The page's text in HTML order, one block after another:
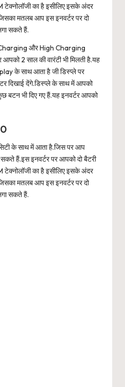
टेक्नोलॉजी का है इसीलिए इसके अंदर
मतलब आप इस इनवर्टर पर दो
सकते हैं.
और High Charging
2 साल की वारंटी भी मिलती है.यह
के साथ आता है जी डिस्प्ले पर
दिखाई देंगे.डिस्प्ले के साथ में आपको
बटन भी दिए गए हैं.यह इनवर्टर आपको
के साथ में आता है.जिस पर आप
हैं.इस इनवर्टर पर आपको दो बैटरी
टेक्नोलॉजी का है इसीलिए इसके अंदर
मतलब आप इस इनवर्टर पर दो
सकते हैं.